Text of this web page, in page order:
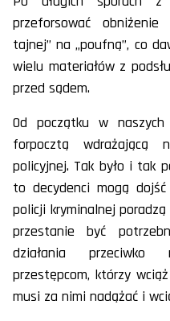
przeforsować
tajnej” na „poufną”, co
wielu materiałów z
przed sądem.
Od początku w naszych
forpocztą wdrażającą
policyjnej. Tak było i tak
to decydenci mogą
policji kryminalnej
przestanie być
działania przeciwko
przestępcom, którzy
musi za nimi nadążać i